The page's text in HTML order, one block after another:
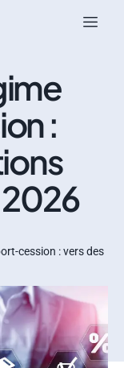
:
cession : vers des